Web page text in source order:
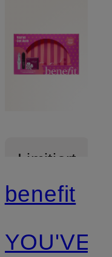
Limitiert
benefit
YOU'VE